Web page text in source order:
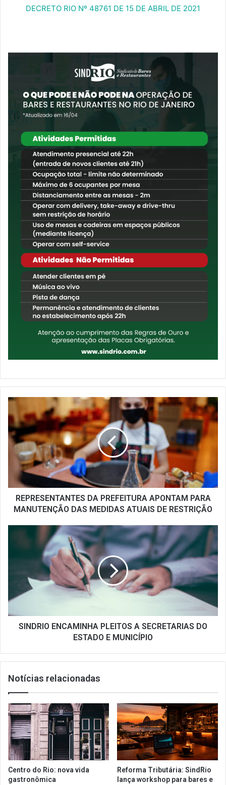
DECRETO RIO Nº 48761 DE 15 DE ABRIL DE 2021
REPRESENTANTES
DA
PREFEITURA
APONTAM
PARA
MANUTENÇÃO
MEDIDAS
ATUAIS
RESTRIÇÃO
REPRESENTANTES DA PREFEITURA APONTAM PARA
MANUTENÇÃO DAS MEDIDAS ATUAIS DE RESTRIÇÃO
SINDRIO
ENCAMINHA
SECRETARIAS
ESTADO
E
MUNICÍPIO
SINDRIO ENCAMINHA PLEITOS A SECRETARIAS DO
ESTADO E MUNICÍPIO
Notícias relacionadas
Centro do Rio: nova vida
gastronômica
Reforma Tributária: SindRio
lança workshop para bares e